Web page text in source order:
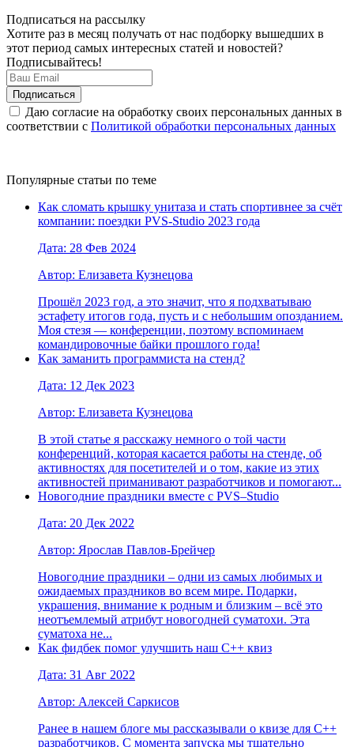
Подписаться на рассылку
Хотите раз в месяц получать от нас подборку вышедших в
этот период самых интересных статей и новостей?
Подписывайтесь!
Даю согласие на обработку своих персональных данных в
соответствии с Политикой обработки персональных данных
Популярные статьи по теме
Как сломать крышку унитаза и стать спортивнее за счёт
компании: поездки PVS-Studio 2023 года
Дата: 28 Фев 2024
Автор: Елизавета Кузнецова
Прошёл 2023 год, а это значит, что я подхватываю
эстафету итогов года, пусть и с небольшим опозданием.
Моя стезя — конференции, поэтому вспоминаем
командировочные байки прошлого года!
Как заманить программиста на стенд?
Дата: 12 Дек 2023
Автор: Елизавета Кузнецова
В этой статье я расскажу немного о той части
конференций, которая касается работы на стенде, об
активностях для посетителей и о том, какие из этих
активностей приманивают разработчиков и помогают...
Новогодние праздники вместе с PVS–Studio
Дата: 20 Дек 2022
Автор: Ярослав Павлов-Брейчер
Новогодние праздники – одни из самых любимых и
ожидаемых праздников во всем мире. Подарки,
украшения, внимание к родным и близким – всё это
неотъемлемый атрибут новогодней суматохи. Эта
суматоха не...
Как фидбек помог улучшить наш C++ квиз
Дата: 31 Авг 2022
Автор: Алексей Саркисов
Ранее в нашем блоге мы рассказывали о квизе для C++
разработчиков. С момента запуска мы тщательно